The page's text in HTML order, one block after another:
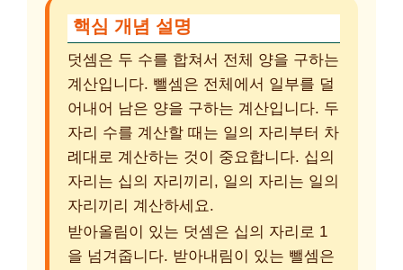
핵심 개념 설명
덧셈은 두 수를 합쳐서 전체 양을 구하는
계산입니다. 뺄셈은 전체에서 일부를 덜
어내어 남은 양을 구하는 계산입니다. 두
자리 수를 계산할 때는 일의 자리부터 차
례대로 계산하는 것이 중요합니다. 십의
자리는 십의 자리끼리, 일의 자리는 일의
자리끼리 계산하세요.
받아올림이 있는 덧셈은 십의 자리로 1
을 넘겨줍니다. 받아내림이 있는 뺄셈은